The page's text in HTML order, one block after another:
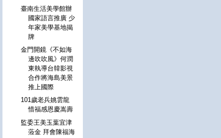
臺南生活美學館辦
國家語言推廣 少
年家美學基地揭
牌
金門開鏡《不如海
邊吹吹風》何潤
東執導台韓影視
合作將海島美景
推上國際
101歲老兵姚雲龍
惜福感恩慶嵩壽
監委王美玉葉宜津
蒞金 拜會陳福海